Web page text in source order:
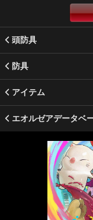
頭防具
防具
アイテム
エオルゼアデータベ